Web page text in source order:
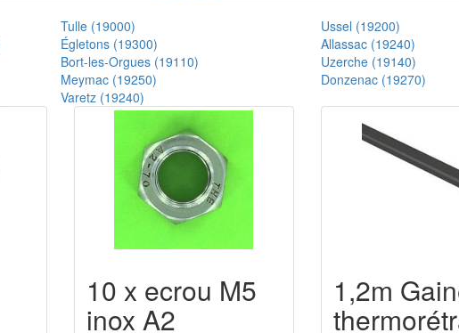
Tulle (19000) Ussel (19200)
Égletons (19300) Allassac (19240)
Bort-les-Orgues (19110) Uzerche (19140)
Meymac (19250) Donzenac (19270)
Varetz (19240)
10 x ecrou M5
inox A2
1,2m